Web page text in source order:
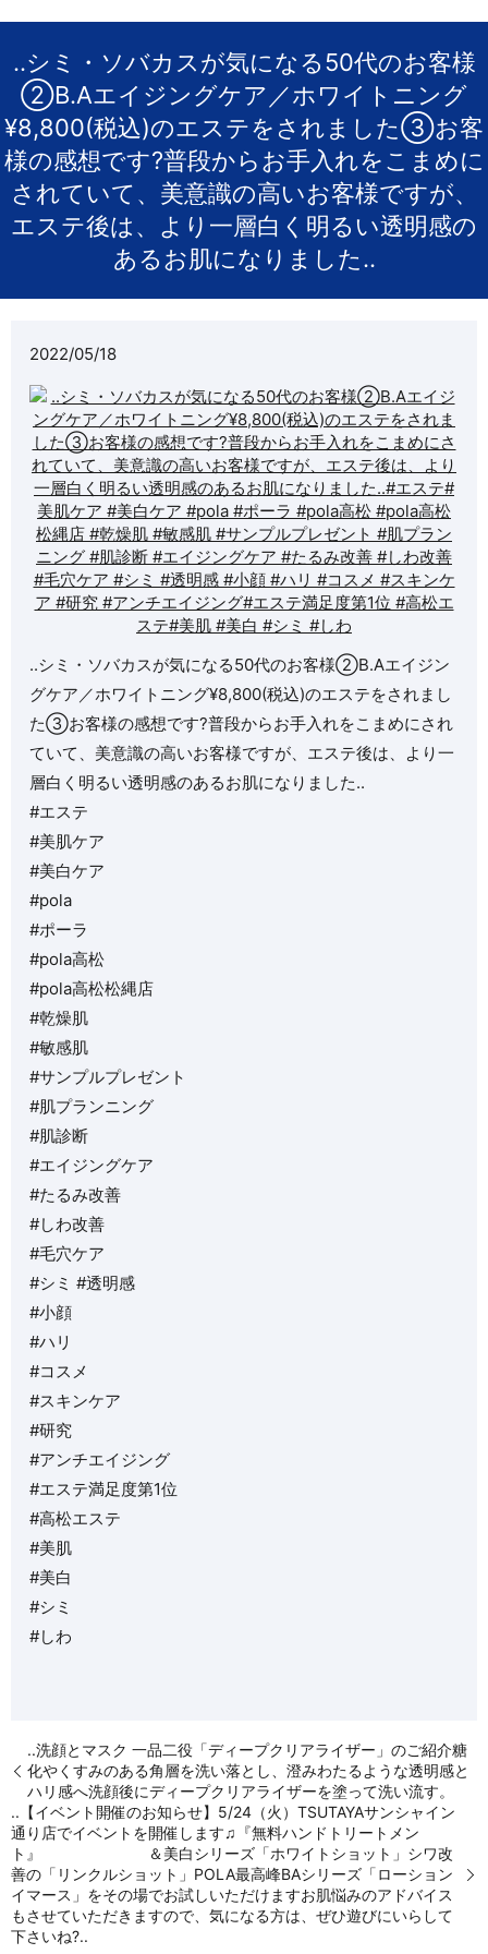
..シミ・ソバカスが気になる50代のお客様️
②B.Aエイジングケア／ホワイトニング
¥8,800(税込)のエステをされました③お客
様の感想です?普段からお手入れをこまめに
されていて、美意識の高いお客様ですが、
エステ後は、より一層白く明るい透明感の
あるお肌になりました️..
2022/05/18
..シミ・ソバカスが気になる50代のお客様️②B.Aエイジン
グケア／ホワイトニング¥8,800(税込)のエステをされまし
た③お客様の感想です?普段からお手入れをこまめにされ
ていて、美意識の高いお客様ですが、エステ後は、より一
層白く明るい透明感のあるお肌になりました️..
#エステ
#美肌ケア
#美白ケア
#pola
#ポーラ
#pola高松
#pola高松松縄店
#乾燥肌
#敏感肌
#サンプルプレゼント
#肌プランニング
#肌診断
#エイジングケア
#たるみ改善
#しわ改善
#毛穴ケア
#シミ #透明感
#小顔
#ハリ
#コスメ
#スキンケア
#研究
#アンチエイジング
#エステ満足度第1位
#高松エステ
#美肌
#美白
#シミ
#しわ
..洗顔とマスク 一品二役「ディープクリアライザー」のご紹介糖
化やくすみのある角層を洗い落とし、澄みわたるような透明感と
ハリ感へ洗顔後にディープクリアライザーを塗って洗い流す。
..【イベント開催のお知らせ】5/24（火）TSUTAYAサンシャイン
通り店でイベントを開催します♫『無料ハンドトリートメン
ト』 ＆︎美白シリーズ「ホワイトショット」︎シワ改
善の「リンクルショット」︎POLA最高峰BAシリーズ「ローション
イマース」をその場でお試しいただけます️お肌悩みのアドバイス
もさせていただきますので、気になる方は、ぜひ遊びにいらして
下さいね?..